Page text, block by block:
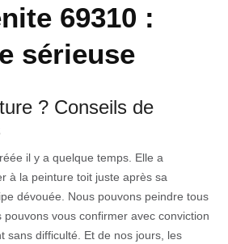
69310 :
sérieuse
? Conseils de
il y a quelque temps. Elle a
à la peinture toit juste après sa
dévouée. Nous pouvons peindre tous
vous confirmer avec conviction
sans difficulté. Et de nos jours, les